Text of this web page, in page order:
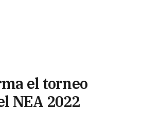
el torneo
NEA 2022